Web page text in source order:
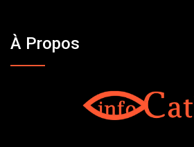
À Propos